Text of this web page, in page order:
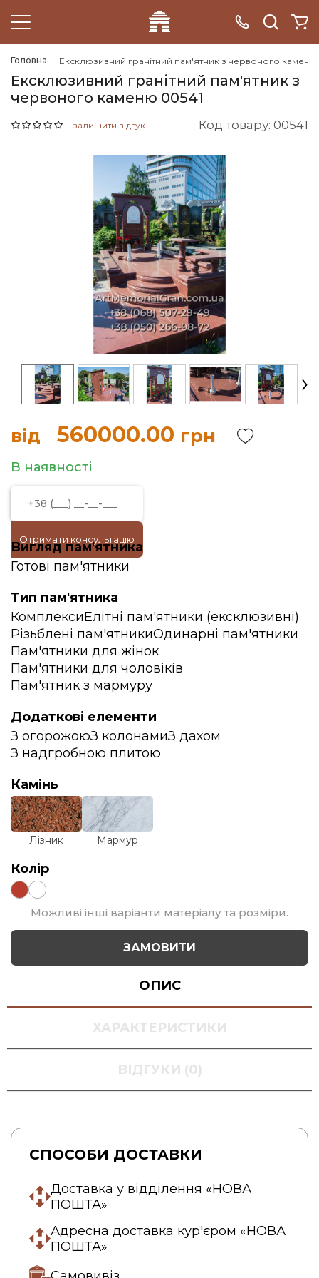
Головна Ексклюзивний гранітний пам'ятник з червоного каменю
Ексклюзивний гранітний пам'ятник з
червоного каменю 00541
залишити відгук Код товару: 00541
від 560000.00 грн
В наявності
Отримати консультацію
Вигляд пам'ятника
Готові пам'ятники
Тип пам'ятника
КомплексиЕлітні пам'ятники (ексклюзивні)
Різьблені пам'ятникиОдинарні пам'ятники
Пам'ятники для жінок
Пам'ятники для чоловіків
Пам'ятник з мармуру
Додаткові елементи
З огорожоюЗ колонамиЗ дахом
З надгробною плитою
Камінь
Лізник Мармур
Колір
Можливі інші варіанти матеріалу та розміри.
ЗАМОВИТИ
ОПИС
ХАРАКТЕРИСТИКИ
ВІДГУКИ (0)
СПОСОБИ ДОСТАВКИ
Доставка у відділення «НОВА
ПОШТА»
Адресна доставка кур'єром «НОВА
ПОШТА»